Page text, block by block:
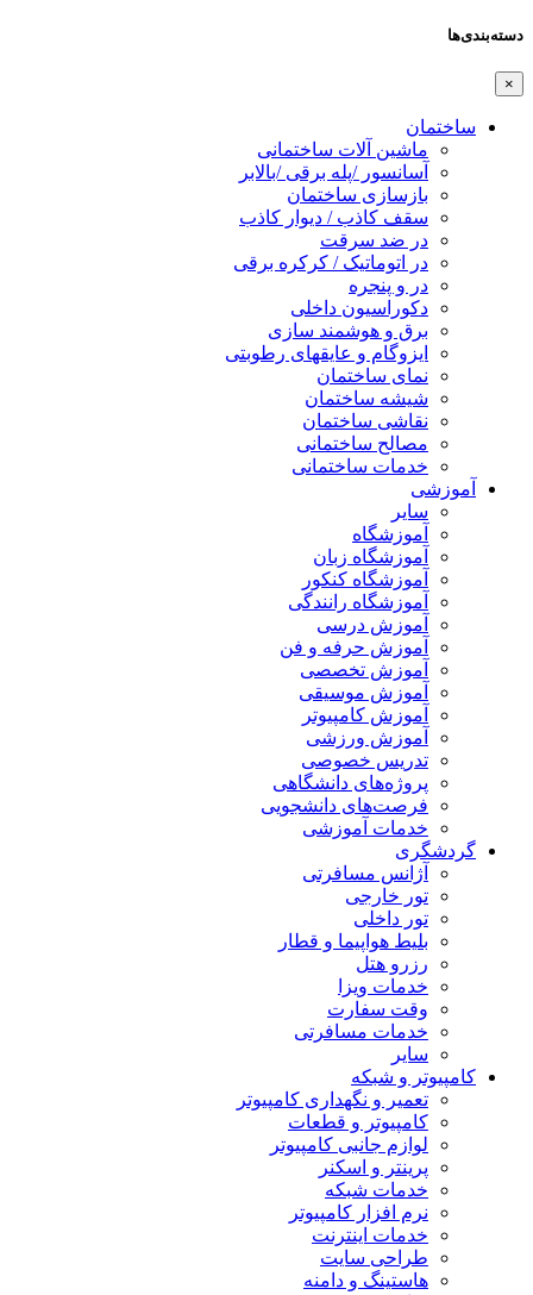
دسته‌بندی‌ها
×
ساختمان
ماشین آلات ساختمانی
آسانسور /پله برقی /بالابر
بازسازی ساختمان
سقف کاذب / دیوار کاذب
در ضد سرقت
در اتوماتیک / کرکره برقی
در و پنجره
دکوراسیون داخلی
برق و هوشمند سازی
ایزوگام و عایقهای رطوبتی
نمای ساختمان
شیشه ساختمان
نقاشی ساختمان
مصالح ساختمانی
خدمات ساختمانی
آموزشی
سایر
آموزشگاه
آموزشگاه زبان
آموزشگاه کنکور
آموزشگاه رانندگی
آموزش درسی
آموزش حرفه و فن
آموزش تخصصی
آموزش موسیقی
آموزش کامپیوتر
آموزش ورزشی
تدریس خصوصی
پروژه‌های دانشگاهی
فرصت‌های دانشجویی
خدمات آموزشی
گردشگری
آژانس مسافرتی
تور خارجی
تور داخلی
بلیط هواپیما و قطار
رزرو هتل
خدمات ویزا
وقت سفارت
خدمات مسافرتی
سایر
کامپیوتر و شبکه
تعمیر و نگهداری کامپیوتر
کامپیوتر و قطعات
لوازم جانبی کامپیوتر
پرینتر و اسکنر
خدمات شبکه
نرم افزار کامپیوتر
خدمات اینترنت
طراحی سایت
هاستینگ و دامنه